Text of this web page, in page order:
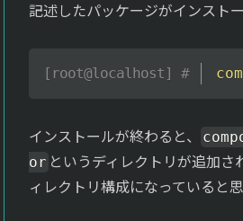
記述したパッケージがインストー
インストールが終わると、
or というディレクトリが追加さ
ィレクトリ構成になっていると思